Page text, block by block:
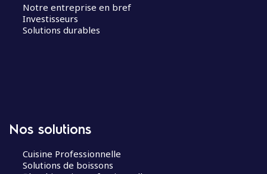
Notre entreprise en bref
Investisseurs
Solutions durables
Nos solutions
Cuisine Professionnelle
Solutions de boissons